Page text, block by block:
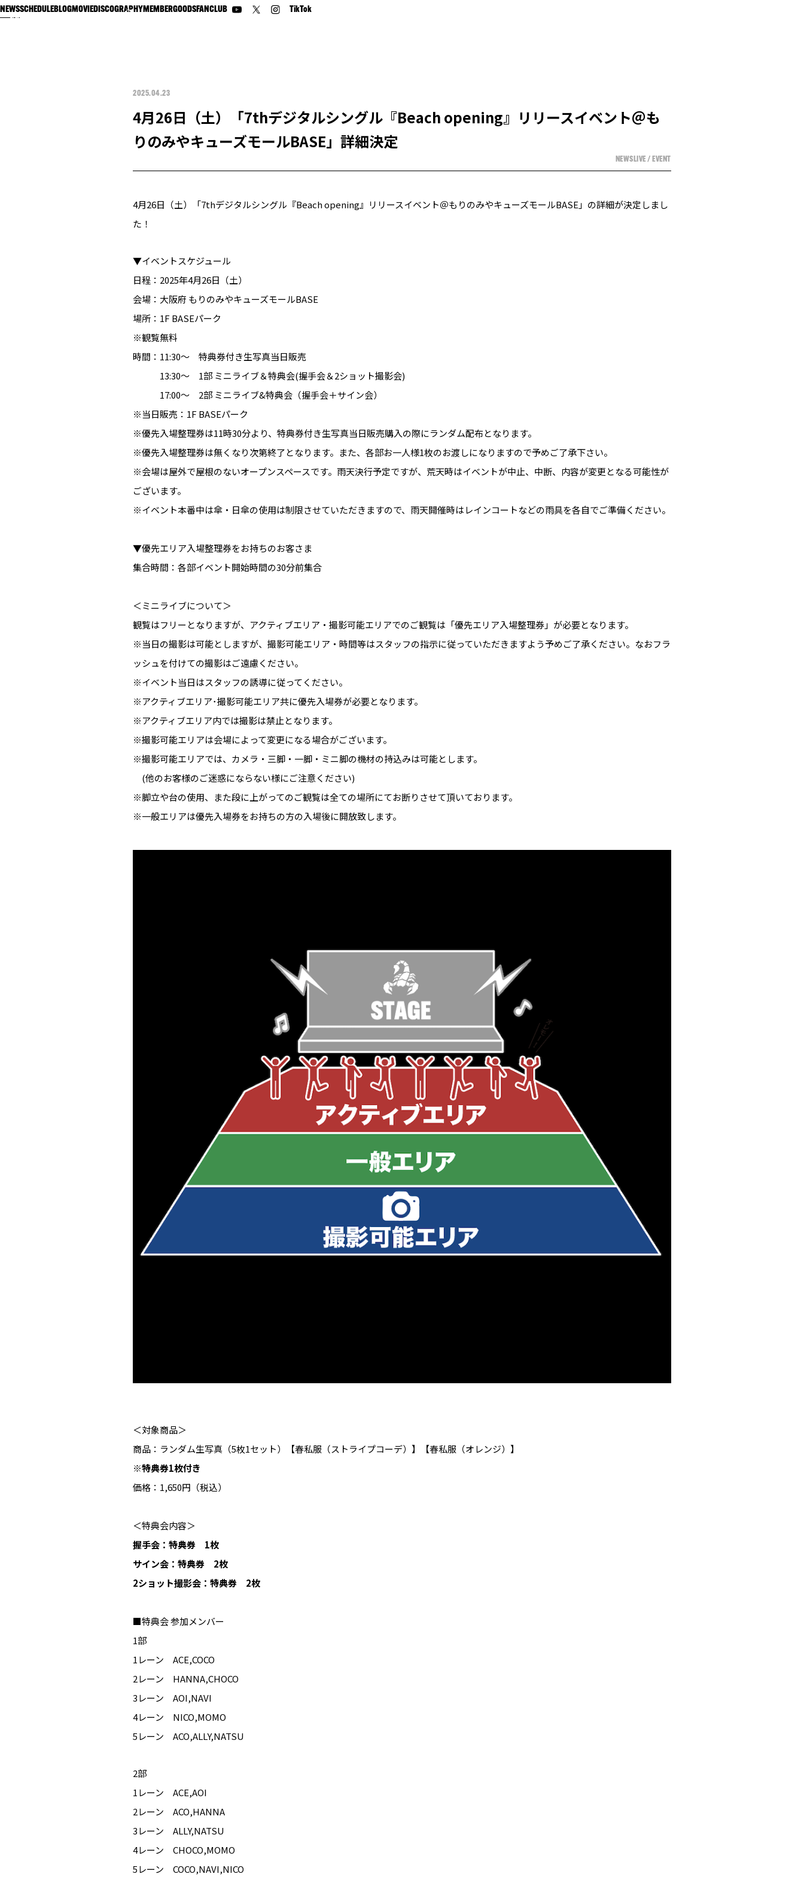
NEWSSCHEDULEBLOGMOVIE DISCOGRAPHYMEMBERGOODS FANCLUB TikTok
2025.04.23
4月26日（土）「7thデジタルシングル『Beach opening』リリースイベント＠も
りのみやキューズモールBASE」詳細決定
NEWS LIVE / EVENT
4月26日（土）「7thデジタルシングル『Beach opening』リリースイベント＠もりのみやキューズモールBASE」の詳細が決定しまし
た！
▼イベントスケジュール
日程：2025年4月26日（土）
会場：大阪府 もりのみやキューズモールBASE
場所：1F BASEパーク
※観覧無料
時間：11:30～ 特典券付き生写真当日販売
13:30～ 1部 ミニライブ＆特典会(握手会＆2ショット撮影会)
17:00〜 2部 ミニライブ&特典会（握手会＋サイン会）
※当日販売：1F BASEパーク
※優先入場整理券は11時30分より、特典券付き生写真当日販売購入の際にランダム配布となります。
※優先入場整理券は無くなり次第終了となります。また、各部お一人様1枚のお渡しになりますので予めご了承下さい。
※会場は屋外で屋根のないオープンスペースです。雨天決行予定ですが、荒天時はイベントが中止、中断、内容が変更となる可能性が
ございます。
※イベント本番中は傘・日傘の使用は制限させていただきますので、雨天開催時はレインコートなどの雨具を各自でご準備ください。
▼優先エリア入場整理券をお持ちのお客さま
集合時間：各部イベント開始時間の30分前集合
＜ミニライブについて＞
観覧はフリーとなりますが、アクティブエリア・撮影可能エリアでのご観覧は「優先エリア入場整理券」が必要となります。
※当日の撮影は可能としますが、撮影可能エリア・時間等はスタッフの指示に従っていただきますよう予めご了承ください。なおフラ
ッシュを付けての撮影はご遠慮ください。
※イベント当日はスタッフの誘導に従ってください。
※アクティブエリア･撮影可能エリア共に優先入場券が必要となります。
※アクティブエリア内では撮影は禁止となります。
※撮影可能エリアは会場によって変更になる場合がございます。
※撮影可能エリアでは、カメラ・三脚・一脚・ミニ脚の機材の持込みは可能とします。
(他のお客様のご迷惑にならない様にご注意ください)
※脚立や台の使用、また段に上がってのご観覧は全ての場所にてお断りさせて頂いております。
※一般エリアは優先入場券をお持ちの方の入場後に開放致します。
＜対象商品＞
商品：ランダム生写真（5枚1セット）【春私服（ストライプコーデ）】【春私服（オレンジ）】
※特典券1枚付き
価格：1,650円（税込）
＜特典会内容＞
握手会：特典券 1枚
サイン会：特典券 2枚
2ショット撮影会：特典券 2枚
■特典会 参加メンバー
1部
1レーン ACE,COCO
2レーン HANNA,CHOCO
3レーン AOI,NAVI
4レーン NICO,MOMO
5レーン ACO,ALLY,NATSU
2部
1レーン ACE,AOI
2レーン ACO,HANNA
3レーン ALLY,NATSU
4レーン CHOCO,MOMO
5レーン COCO,NAVI,NICO